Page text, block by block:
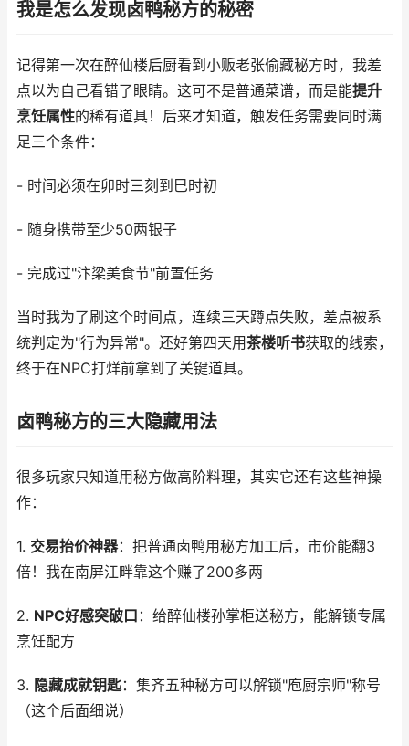
我是怎么发现卤鸭秘方的秘密
记得第一次在醉仙楼后厨看到小贩老张偷藏秘方时，我差
点以为自己看错了眼睛。这可不是普通菜谱，而是能提升
烹饪属性的稀有道具！后来才知道，触发任务需要同时满
足三个条件：
- 时间必须在卯时三刻到巳时初
- 随身携带至少50两银子
- 完成过"汴梁美食节"前置任务
当时我为了刷这个时间点，连续三天蹲点失败，差点被系
统判定为"行为异常"。还好第四天用茶楼听书获取的线索，
终于在NPC打烊前拿到了关键道具。
卤鸭秘方的三大隐藏用法
很多玩家只知道用秘方做高阶料理，其实它还有这些神操
作：
1. 交易抬价神器：把普通卤鸭用秘方加工后，市价能翻3
倍！我在南屏江畔靠这个赚了200多两
2. NPC好感突破口 ：给醉仙楼孙掌柜送秘方，能解锁专属
烹饪配方
3. 隐藏成就钥匙：集齐五种秘方可以解锁"庖厨宗师"称号
（这个后面细说）